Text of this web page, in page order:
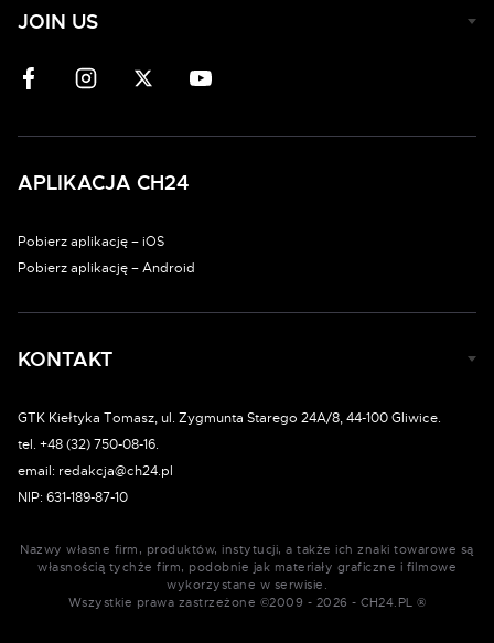
JOIN US
APLIKACJA CH24
Pobierz aplikację – iOS
Pobierz aplikację – Android
KONTAKT
GTK Kiełtyka Tomasz, ul. Zygmunta Starego 24A/8, 44-100 Gliwice.
tel. +48 (32) 750-08-16.
email: redakcja@ch24.pl
NIP: 631-189-87-10
Nazwy własne firm, produktów, instytucji, a także ich znaki towarowe są
własnością tychże firm, podobnie jak materiały graficzne i filmowe
wykorzystane w serwisie.
Wszystkie prawa zastrzeżone ©2009 - 2026 - CH24.PL ®